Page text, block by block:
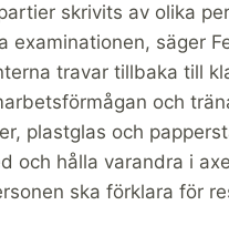
skrivits av olika
examinationen, säger
travar tillbaka till
och
plastglas och
och hålla varandra i
ska förklara för